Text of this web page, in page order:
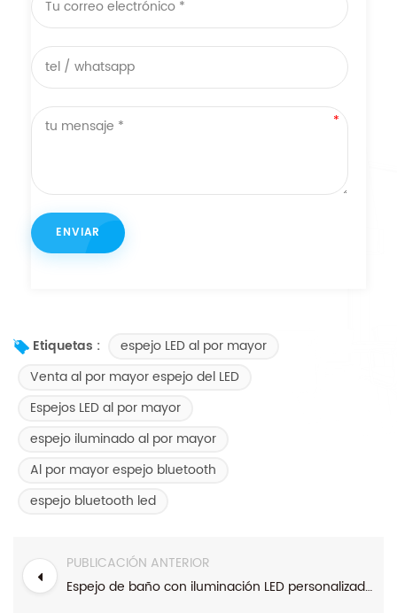
Etiquetas :
espejo LED al por mayor
Venta al por mayor espejo del LED
Espejos LED al por mayor
espejo iluminado al por mayor
Al por mayor espejo bluetooth
espejo bluetooth led
PUBLICACIÓN ANTERIOR
Espejo de baño con iluminación LED personalizado y sin marco contemporáneo